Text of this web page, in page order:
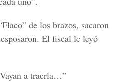
de los brazos, sacaron
El fiscal le leyó
a traerla…”